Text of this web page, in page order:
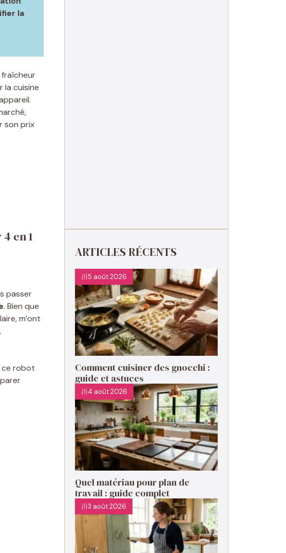
la
fraîcheur
la cuisine
son prix
en 1
passer
. Bien que
m’ont
ce robot
ARTICLES RÉCENTS
5 août 2026
Comment cuisiner des gnocchi :
guide et astuces
4 août 2026
Quel matériau pour plan de
travail : guide complet
3 août 2026